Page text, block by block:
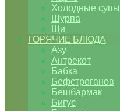
Холодные супы
Шурпа
Щи
ГОРЯЧИЕ БЛЮДА
Азу
Антрекот
Бабка
Бефстроганов
Бешбармак
Бигус